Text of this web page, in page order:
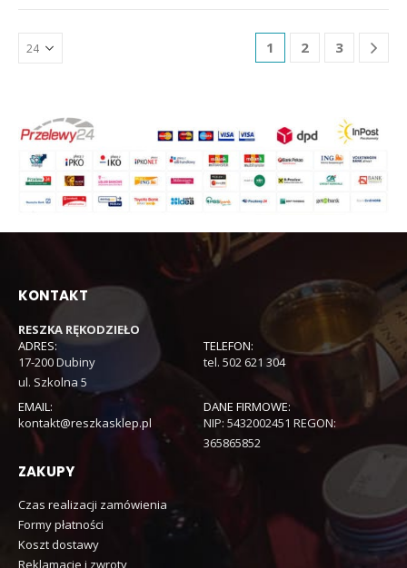
1 2 3
KONTAKT
RESZKA RĘKODZIEŁO
ADRES:
17-200 Dubiny
ul. Szkolna 5
TELEFON:
tel. 502 621 304
EMAIL:
kontakt@reszkasklep.pl
DANE FIRMOWE:
NIP: 5432002451 REGON:
365865852
ZAKUPY
Czas realizacji zamówienia
Formy płatności
Koszt dostawy
Reklamacje i zwroty